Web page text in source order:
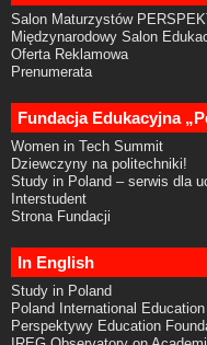
Salon Maturzystów
Międzynarodowy Salon
Oferta Reklamowa
Prenumerata
Fundacja Edukacyjna
Women in Tech Summit
Dziewczyny na politechniki!
Study in Poland – serwis dla
Interstudent
Strona Fundacji
In English
Study in Poland
Poland International
Perspektywy Education